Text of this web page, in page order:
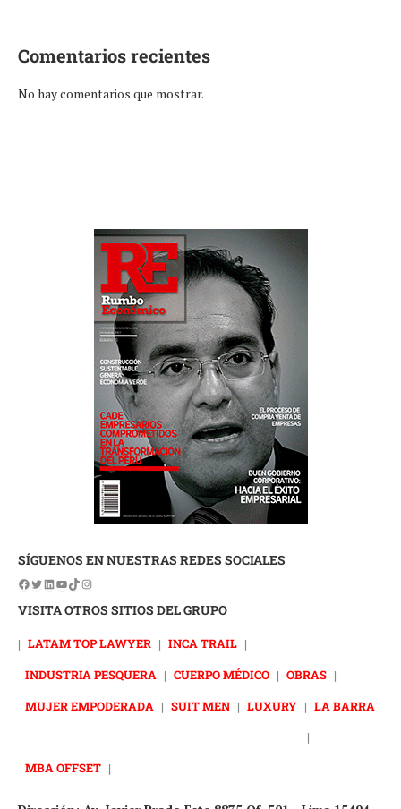
Comentarios recientes
No hay comentarios que mostrar.
SÍGUENOS EN NUESTRAS REDES SOCIALES
VISITA OTROS SITIOS DEL GRUPO
| LATAM TOP LAWYER | INCA TRAIL |
INDUSTRIA PESQUERA | CUERPO MÉDICO | OBRAS |
MUJER EMPODERADA | SUIT MEN | LUXURY | LA BARRA
|
MBA OFFSET |